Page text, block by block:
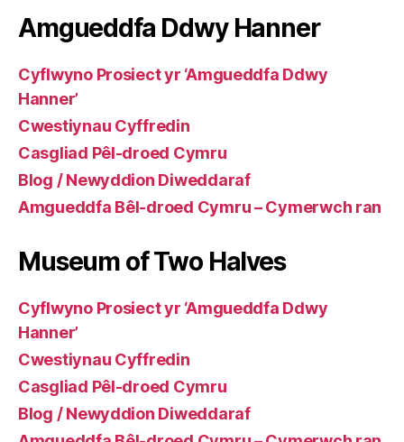
Amgueddfa Ddwy Hanner
Cyflwyno Prosiect yr ‘Amgueddfa Ddwy
Hanner’
Cwestiynau Cyffredin
Casgliad Pêl-droed Cymru
Blog / Newyddion Diweddaraf
Amgueddfa Bêl-droed Cymru – Cymerwch ran
Museum of Two Halves
Cyflwyno Prosiect yr ‘Amgueddfa Ddwy
Hanner’
Cwestiynau Cyffredin
Casgliad Pêl-droed Cymru
Blog / Newyddion Diweddaraf